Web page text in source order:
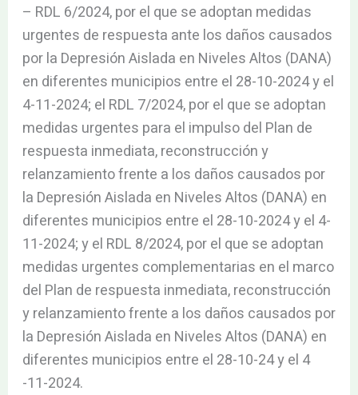
– RDL 6/2024, por el que se adoptan medidas
urgentes de respuesta ante los daños causados
por la Depresión Aislada en Niveles Altos (DANA)
en diferentes municipios entre el 28-10-2024 y el
4-11-2024; el RDL 7/2024, por el que se adoptan
medidas urgentes para el impulso del Plan de
respuesta inmediata, reconstrucción y
relanzamiento frente a los daños causados por
la Depresión Aislada en Niveles Altos (DANA) en
diferentes municipios entre el 28-10-2024 y el 4-
11-2024; y el RDL 8/2024, por el que se adoptan
medidas urgentes complementarias en el marco
del Plan de respuesta inmediata, reconstrucción
y relanzamiento frente a los daños causados por
la Depresión Aislada en Niveles Altos (DANA) en
diferentes municipios entre el 28-10-24 y el 4
-11-2024.